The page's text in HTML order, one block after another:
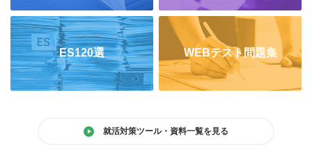
ES120選 WEBテスト問題集
就活対策ツール・資料一覧を見る